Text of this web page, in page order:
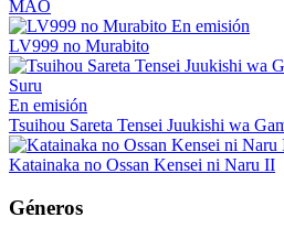
MAO
En emisión
LV999 no Murabito
En emisión
Tsuihou Sareta Tensei Juukishi wa
Katainaka no Ossan Kensei ni Naru II
Géneros